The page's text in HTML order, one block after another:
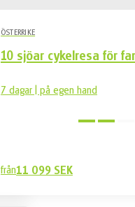
ÖSTERRIKE
10 sjöar cykelresa för
7 dagar | på egen hand
från11 099 SEK